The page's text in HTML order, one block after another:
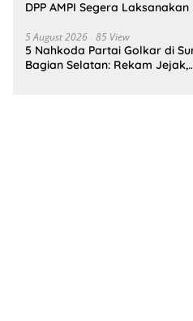
DPP AMPI Segera
5 August 2026 85 View
5 Nahkoda Partai Golkar di
Bagian Selatan: Rekam Jejak,